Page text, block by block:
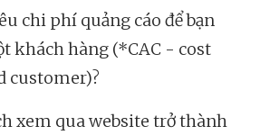
chi phí quảng cáo để bạn
khách hàng (*CAC - cost
customer)?
xem qua website trở thành